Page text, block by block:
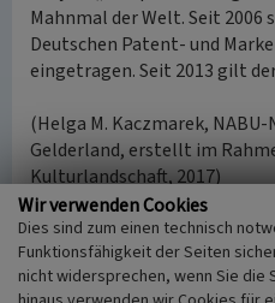
Mahnmal der Welt. Seit 2006
Deutschen Patent- und
eingetragen. Seit 2013 gilt
(Helga M. Kaczmarek,
Gelderland, erstellt im
Kulturlandschaft, 2017)
Internet
rp-online.de: „Stolpersteine
(Rheinische Post vom
Wir verwenden Cookies
Dies sind zum einen technisch
Funktionsfähigkeit der Seiten
nicht widersprechen, wenn Sie die